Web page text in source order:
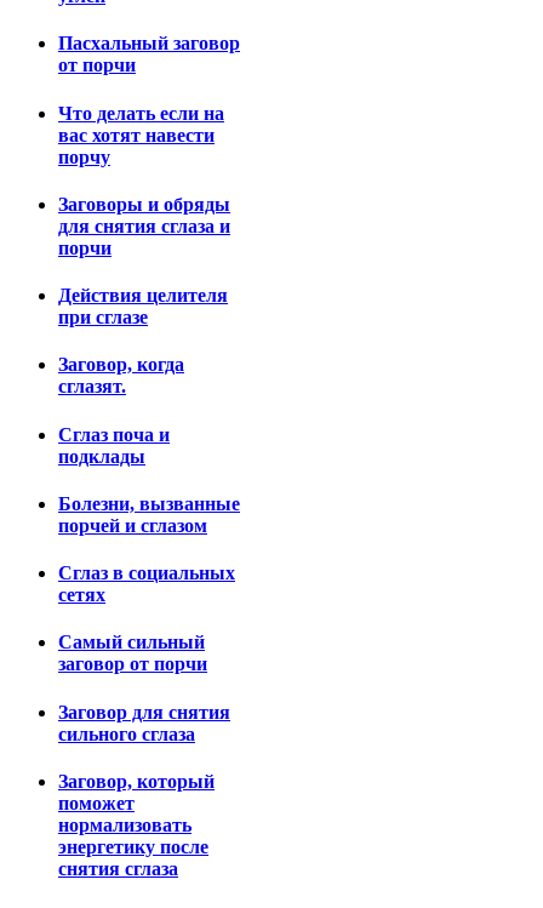
Пасхальный заговор
от порчи
Что делать если на
вас хотят навести
порчу
Заговоры и обряды
для снятия сглаза и
порчи
Действия целителя
при сглазе
Заговор, когда
сглазят.
Сглаз поча и
подклады
Болезни, вызванные
порчей и сглазом
Сглаз в социальных
сетях
Самый сильный
заговор от порчи
Заговор для снятия
сильного сглаза
Заговор, который
поможет
нормализовать
энергетику после
снятия сглаза